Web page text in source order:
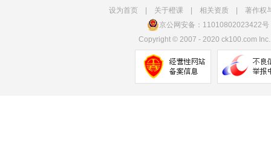
设为首页| 关于橙课| 相关资质
著作权
京公网安备：11010802023422号
Copyright ©2007 - 2020 ck100.com